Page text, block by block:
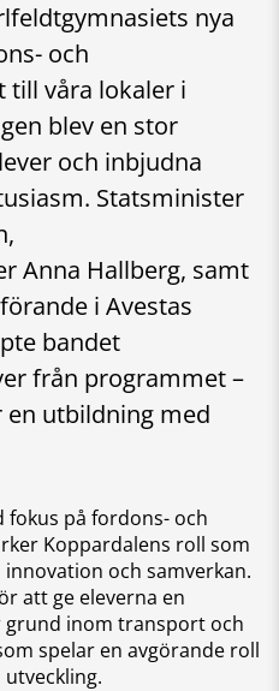
nya
och
våra lokaler i
blev en stor
och inbjudna
Statsminister
Anna Hallberg, samt
i Avestas
bandet
från programmet –
utbildning med
fokus på fordons- och
Koppardalens roll som
och samverkan.
att ge eleverna en
grund inom transport och
spelar en avgörande roll